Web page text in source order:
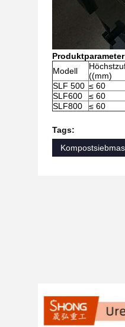
Produktparameter
Modell
((mm)
SLF 500 ≤ 60
SLF600
≤ 60
SLF800
≤ 60
Tags: